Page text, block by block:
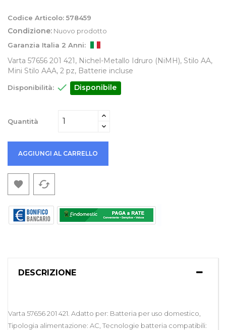
Codice Articolo: 578459
Condizione: Nuovo prodotto
Garanzia Italia 2 Anni:
Varta 57656 201 421, Nichel-Metallo Idruro (NiMH), Stilo AA,
Mini Stilo AAA, 2 pz, Batterie incluse
Disponibilità:  Disponibile
Quantità
AGGIUNGI AL CARRELLO
 cached
DESCRIZIONE
Varta 57656 201 421. Adatto per: Batteria per uso domestico,
Tipologia alimentazione: AC, Tecnologie batteria compatibili: